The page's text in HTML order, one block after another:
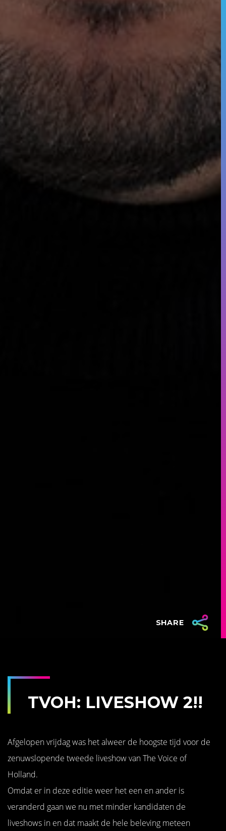
SHARE
TVOH: LIVESHOW 2!!
Afgelopen vrijdag was het alweer de hoogste tijd voor de
zenuwslopende tweede liveshow van The Voice of
Holland.
Omdat er in deze editie weer het een en ander is
veranderd gaan we nu met minder kandidaten de
liveshows in en dat maakt de hele beleving meteen